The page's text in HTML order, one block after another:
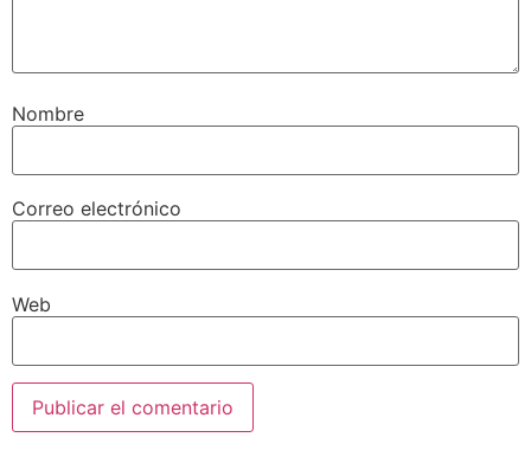
Nombre
Correo electrónico
Web